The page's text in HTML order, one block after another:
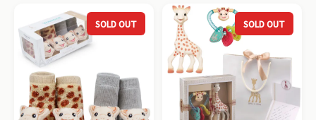
レクションシリーズです。
SOLD OUT SOLD OUT